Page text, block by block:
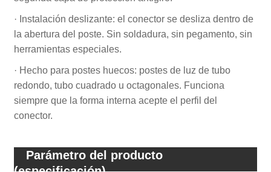
· Instalación deslizante: el conector se desliza dentro de
la abertura del poste. Sin soldadura, sin pegamento, sin
herramientas especiales.
· Hecho para postes huecos: postes de luz de tubo
redondo, tubo cuadrado u octagonales. Funciona
siempre que la forma interna acepte el perfil del
conector.
Parámetro del producto